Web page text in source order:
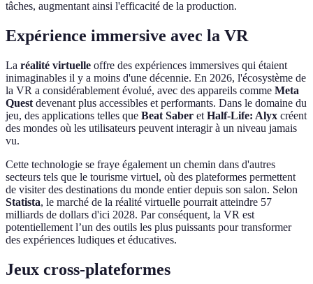
tâches, augmentant ainsi l'efficacité de la production.
Expérience immersive avec la VR
La réalité virtuelle offre des expériences immersives qui étaient
inimaginables il y a moins d'une décennie. En 2026, l'écosystème de
la VR a considérablement évolué, avec des appareils comme Meta
Quest devenant plus accessibles et performants. Dans le domaine du
jeu, des applications telles que Beat Saber et Half-Life: Alyx créent
des mondes où les utilisateurs peuvent interagir à un niveau jamais
vu.
Cette technologie se fraye également un chemin dans d'autres
secteurs tels que le tourisme virtuel, où des plateformes permettent
de visiter des destinations du monde entier depuis son salon. Selon
Statista, le marché de la réalité virtuelle pourrait atteindre 57
milliards de dollars d'ici 2028. Par conséquent, la VR est
potentiellement l’un des outils les plus puissants pour transformer
des expériences ludiques et éducatives.
Jeux cross-plateformes